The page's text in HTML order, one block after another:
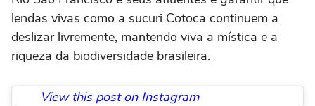
lendas vivas como a sucuri Cotoca continuem a
deslizar livremente, mantendo viva a mística e a
riqueza da biodiversidade brasileira.
View this post on Instagram